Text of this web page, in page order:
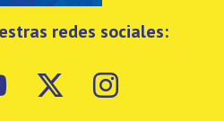
redes sociales: